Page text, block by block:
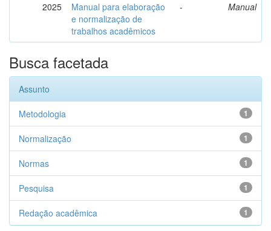
2025
Manual para elaboração
e normalização de
trabalhos acadêmicos
- Manual
Busca facetada
Assunto
1
Metodologia
1
Normalização
1
Normas
1
Pesquisa
1
Redação acadêmica